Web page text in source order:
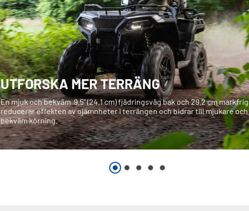
UTFORSKA MER TERRÄNG
En mjuk och bekväm 9.5" (24.1 cm) fjädringsväg bak och 29.2 cm
reducerar effekten av ojämnheter i terrängen och bidrar till mjukare
bekväm körning.